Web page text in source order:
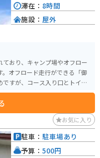
おり、キャンプ場やオフロー
。オフロード走行ができる「御
すが、コース入り口とトイレ
心者から中級者まで楽しめま
ンは少なめです。
滞在： 8時間
施設： 屋外
お気に入り
駐車： 駐車場あり
予算： 500円